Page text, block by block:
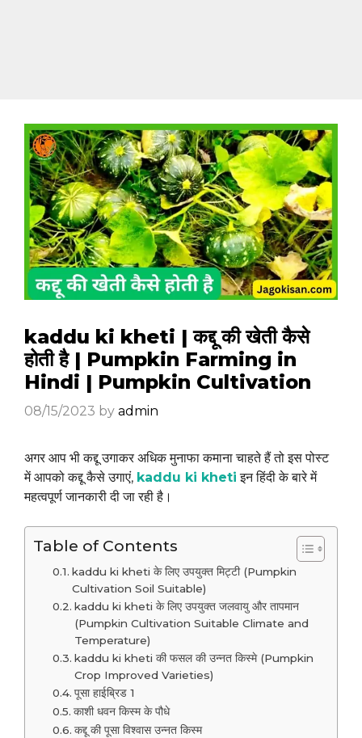
kaddu ki kheti | कद्दू की खेती कैसे
होती है | Pumpkin Farming in
Hindi | Pumpkin Cultivation
08/15/2023 by admin
अगर आप भी कद्दू उगाकर अधिक मुनाफा कमाना चाहते हैं तो इस पोस्ट
में आपको कद्दू कैसे उगाएं, kaddu ki kheti इन हिंदी के बारे में
महत्वपूर्ण जानकारी दी जा रही है।
Table of Contents
kaddu ki kheti के लिए उपयुक्त मिट्टी (Pumpkin
Cultivation Soil Suitable)
kaddu ki kheti के लिए उपयुक्त जलवायु और तापमान
(Pumpkin Cultivation Suitable Climate and
Temperature)
kaddu ki kheti की फसल की उन्नत किस्मे (Pumpkin
Crop Improved Varieties)
पूसा हाईब्रिड 1
काशी धवन किस्म के पौधे
कद्दू की पूसा विश्वास उन्नत किस्म